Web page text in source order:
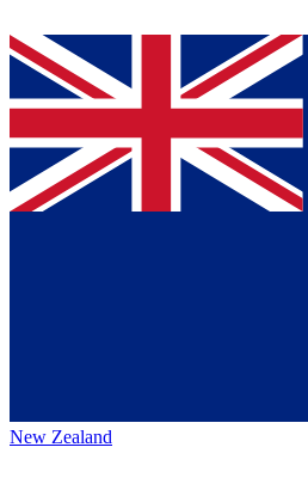
New Zealand